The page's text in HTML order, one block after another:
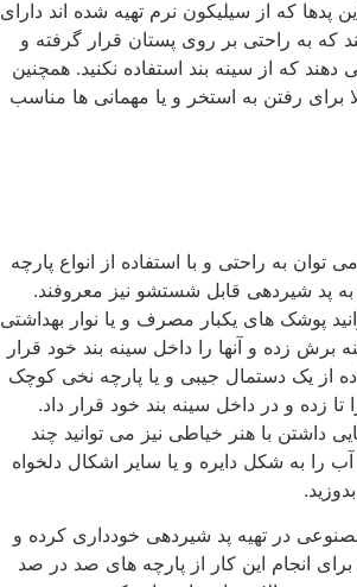
پدها که از سیلیکون نرم تهیه شده اند دارای
به راحتی بر روی پستان قرار گرفته و
دهند که از سینه بند استفاده نکنید. همچنین
برای رفتن به استخر و یا مهمانی ها مناسب
توان به راحتی و با استفاده از انواع پارچه
به پد شیردهی قابل شستشو نیز معروفند.
پوشک های یکبار مصرف و یا نوار بهداشتی
برش زده و آنها را داخل سینه بند خود قرار
از یک دستمال جیبی و یا پارچه نخی کوچک
زده و در داخل سینه بند خود قرار داد.
داشتن با هنر خیاطی نیز می توانید چند
را به شکل دایره و یا سایر اشکال دلخواه
در تهیه پد شیردهی خودداری کرده و
انجام این کار از پارچه های صد در صد